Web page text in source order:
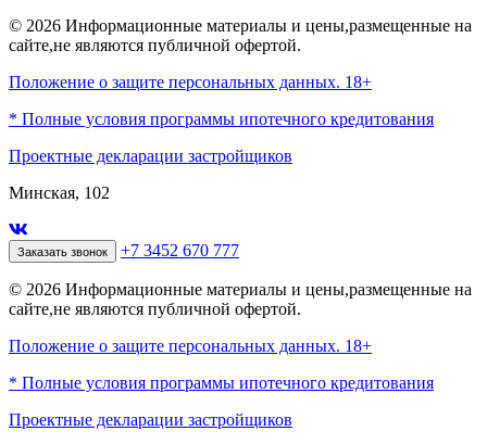
© 2026 Информационные материалы и цены,размещенные на
сайте,не являются публичной офертой.
Положение о защите персональных данных. 18+
* Полные условия программы ипотечного кредитования
Проектные декларации застройщиков
Минская, 102
Заказать звонок +7 3452 670 777
© 2026 Информационные материалы и цены,размещенные на
сайте,не являются публичной офертой.
Положение о защите персональных данных. 18+
* Полные условия программы ипотечного кредитования
Проектные декларации застройщиков